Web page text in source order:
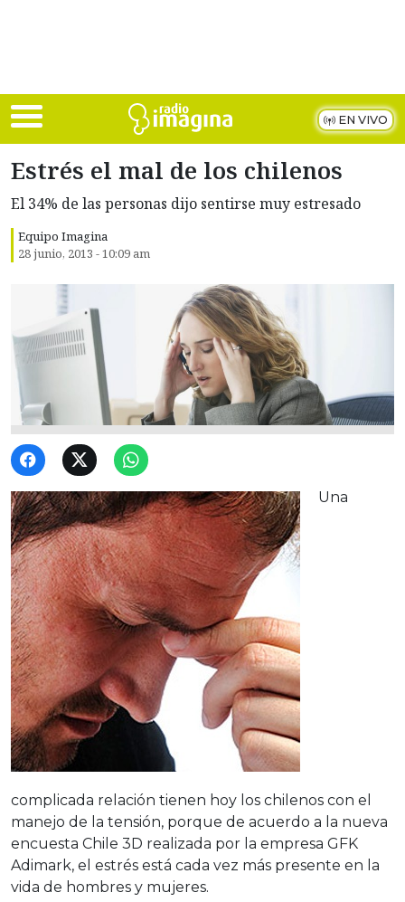
EN VIVO
Estrés el mal de los chilenos
El 34% de las personas dijo sentirse muy estresado
Equipo Imagina
28 junio, 2013 - 10:09 am
Una
complicada relación tienen hoy los chilenos con el
manejo de la tensión, porque de acuerdo a la nueva
encuesta Chile 3D realizada por la empresa GFK
Adimark, el estrés está cada vez más presente en la
vida de hombres y mujeres.